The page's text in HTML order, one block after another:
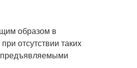
образом в
отсутствии таких
предъявляемыми